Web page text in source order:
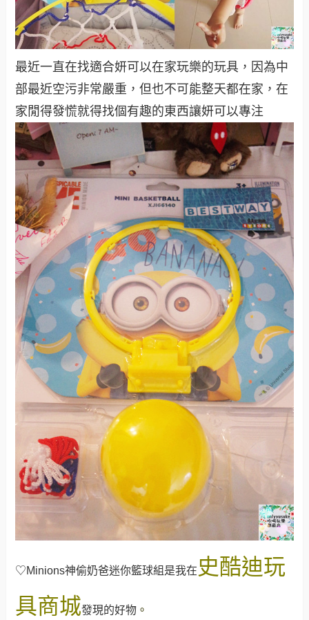
最近一直在找適合妍可以在家玩樂的玩具，因為中
部最近空污非常嚴重，但也不可能整天都在家，在
家閒得發慌就得找個有趣的東西讓妍可以專注
♡Minions神偷奶爸迷你籃球組是我在 史酷迪玩
具商城發現的好物 。